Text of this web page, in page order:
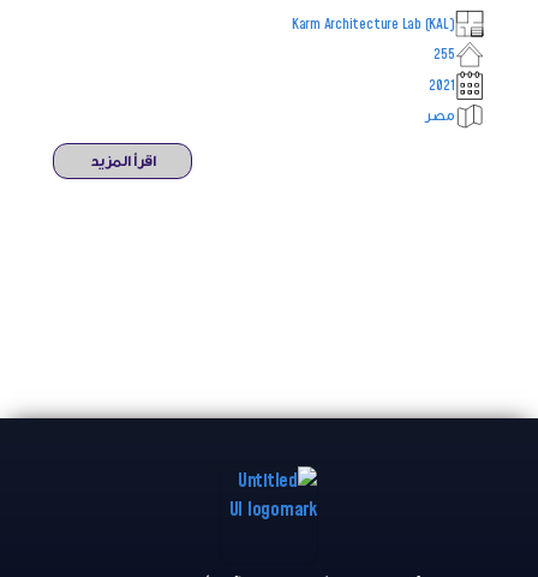
Karm Architecture Lab (KAL)
255
2021
مصر
اقرأ المزيد